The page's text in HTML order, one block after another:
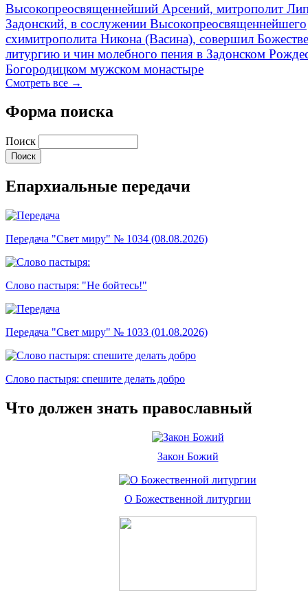
Высокопреосвященнейший Арсений, митрополит
Задонский, в сослужении Высокопреосвященнейшего
схимитрополита Никона (Васина), совершил
литургию и чин молебного пения в Задонском
Богородицком мужском монастыре
Смотреть все →
Форма поиска
Поиск
Епархиальные передачи
Передача "Свет миру" № 1034 (08.08.2026)
Слово пастыря: "Не бойтесь!"
Передача "Свет миру" № 1033 (01.08.2026)
Слово пастыря: спешите делать добро
Что должен знать православный
Закон Божий
О Божественной литургии